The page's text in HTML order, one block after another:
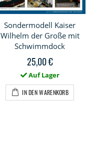
Sondermodell Kaiser
Wilhelm der Große mit
Schwimmdock
25,00 €
Auf Lager
IN DEN WARENKORB